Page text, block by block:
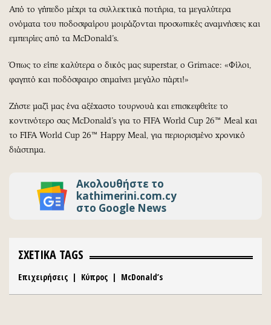
Από το γήπεδο μέχρι τα συλλεκτικά ποτήρια, τα μεγαλύτερα
ονόματα του ποδοσφαίρου μοιράζονται προσωπικές αναμνήσεις και
εμπειρίες από τα McDonald’s.
Όπως το είπε καλύτερα ο δικός μας superstar, ο Grimace: «Φίλοι,
φαγητό και ποδόσφαιρο σημαίνει μεγάλο πάρτι!»
Ζήστε μαζί μας ένα αξέχαστο τουρνουά και επισκεφθείτε το
κοντινότερο σας McDonald’s για το FIFA World Cup 26™ Meal και
το FIFA World Cup 26™ Happy Meal, για περιορισμένο χρονικό
διάστημα.
Ακολουθήστε το
kathimerini.com.cy
στο Google News
ΣΧΕΤΙΚΑ TAGS
Επιχειρήσεις | Κύπρος | McDonald’s